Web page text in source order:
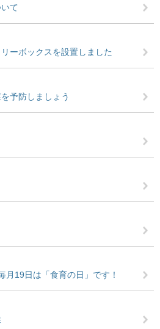
て
ーボックスを設置しました
予防しましょう
19日は「食育の日」です！